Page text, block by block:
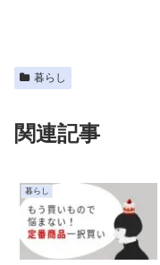
暮らし
関連記事
暮らし